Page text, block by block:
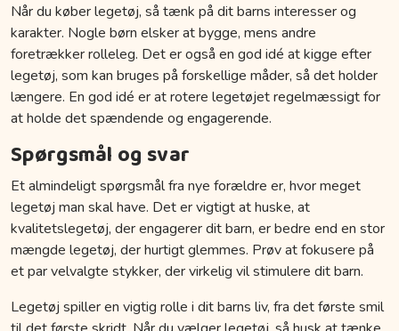
Når du køber legetøj, så tænk på dit barns interesser og
karakter. Nogle børn elsker at bygge, mens andre
foretrækker rolleleg. Det er også en god idé at kigge efter
legetøj, som kan bruges på forskellige måder, så det holder
længere. En god idé er at rotere legetøjet regelmæssigt for
at holde det spændende og engagerende.
Spørgsmål og svar
Et almindeligt spørgsmål fra nye forældre er, hvor meget
legetøj man skal have. Det er vigtigt at huske, at
kvalitetslegetøj, der engagerer dit barn, er bedre end en stor
mængde legetøj, der hurtigt glemmes. Prøv at fokusere på
et par velvalgte stykker, der virkelig vil stimulere dit barn.
Legetøj spiller en vigtig rolle i dit barns liv, fra det første smil